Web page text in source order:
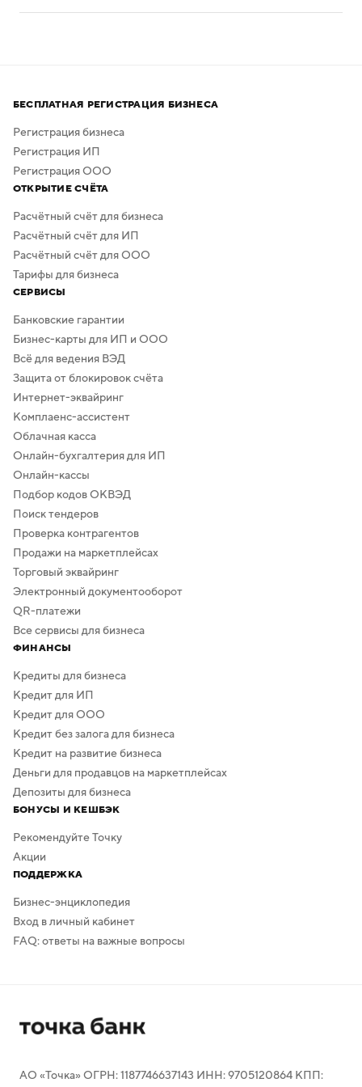
а скачать результат можно бесплатно в высоком
качестве. Дополнительная обработка не нужна —
в сервисе предусмотрено скачивание логотипа без
фона.
БЕСПЛАТНАЯ РЕГИСТРАЦИЯ БИЗНЕСА
Регистрация бизнеса
Регистрация ИП
Регистрация ООО
ОТКРЫТИЕ СЧЁТА
Расчётный счёт для бизнеса
Расчётный счёт для ИП
Расчётный счёт для ООО
Тарифы для бизнеса
СЕРВИСЫ
Банковские гарантии
Бизнес-карты для ИП и ООО
Всё для ведения ВЭД
Защита от блокировок счёта
Интернет-эквайринг
Комплаенс-ассистент
Облачная касса
Онлайн-бухгалтерия для ИП
Онлайн-кассы
Подбор кодов ОКВЭД
Поиск тендеров
Проверка контрагентов
Продажи на маркетплейсах
Торговый эквайринг
Электронный документооборот
QR-платежи
Все сервисы для бизнеса
ФИНАНСЫ
Кредиты для бизнеса
Кредит для ИП
Кредит для ООО
Кредит без залога для бизнеса
Кредит на развитие бизнеса
Деньги для продавцов на маркетплейсах
Депозиты для бизнеса
БОНУСЫ И КЕШБЭК
Рекомендуйте Точку
Акции
ПОДДЕРЖКА
Бизнес-энциклопедия
Вход в личный кабинет
FAQ: ответы на важные вопросы
АО «Точка» ОГРН: 1187746637143 ИНН: 9705120864 КПП: